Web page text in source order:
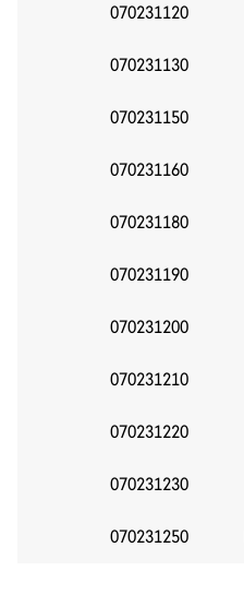
070231120
070231130
070231150
070231160
070231180
070231190
070231200
070231210
070231220
070231230
070231250